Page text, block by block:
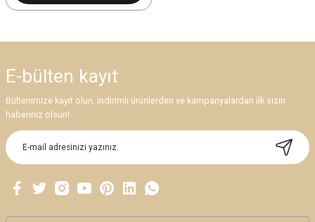
E-bülten kayıt
Bültenimize kayıt olun, indirimli ürünlerden ve kampanyalardan ilk sizin
haberiniz olsun!